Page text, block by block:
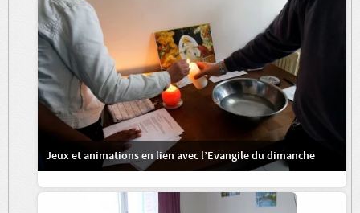
Jeux et animations en lien avec l’Evangile du dimanche